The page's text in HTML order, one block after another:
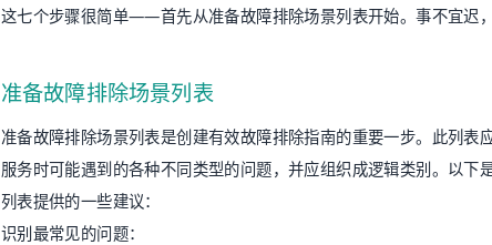
这七个步骤很简单——首先从准备故障排除场景列表开始。事不宜迟，
准备故障排除场景列表
准备故障排除场景列表是创建有效故障排除指南的重要一步。此列表
服务时可能遇到的各种不同类型的问题，并应组织成逻辑类别。以下
列表提供的一些建议：
识别最常见的问题：